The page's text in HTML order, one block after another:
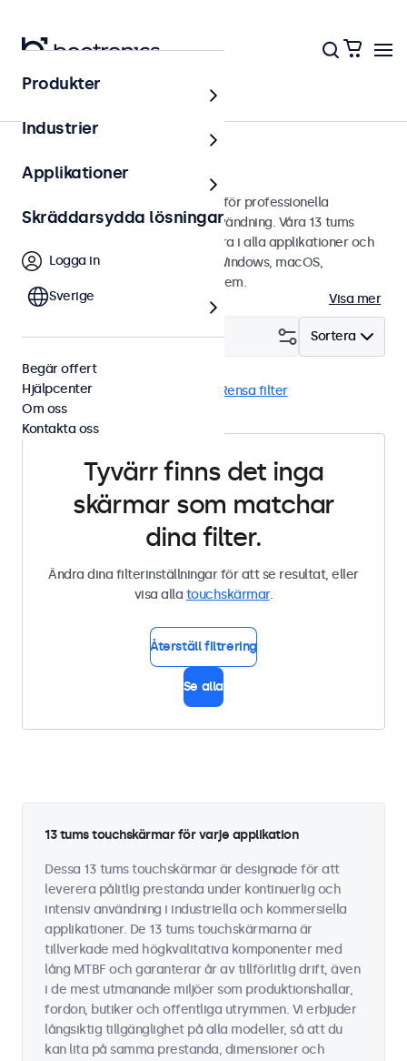
Hem
13 tums touchskärmar
13 tums touchskärmar designade för professionella
applikationer och kontinuerlig användning. Våra 13 tums
touchskärmar är lätta att integrera i alla applikationer och
miljöer samt är kompatibla med Windows, macOS,
ChromeOS och Linux operativsystem.
Visa mer
Sortera
Filtrera (0)
RCA 13 tums touchskärmar Rensa filter
Tyvärr finns det inga
skärmar som matchar
dina filter.
Ändra dina filterinställningar för att se resultat, eller
visa alla touchskärmar.
Återställ filtrering
Se alla
13 tums touchskärmar för varje applikation
Dessa 13 tums touchskärmar är designade för att
leverera pålitlig prestanda under kontinuerlig och
intensiv användning i industriella och kommersiella
applikationer. De 13 tums touchskärmarna är
tillverkade med högkvalitativa komponenter med
lång MTBF och garanterar år av tillförlitlig drift, även
i de mest utmanande miljöer som produktionshallar,
fordon, butiker och offentliga utrymmen. Vi erbjuder
långsiktig tillgänglighet på alla modeller, så att du
kan lita på samma prestanda, dimensioner och
Produkter
Industrier
Applikationer
Skräddarsydda lösningar
Logga in
Sverige
Begär offert
Hjälpcenter
Om oss
Kontakta oss